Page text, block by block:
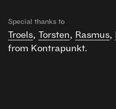
Special thanks to
Troels, Torsten, Rasmus,
from Kontrapunkt.